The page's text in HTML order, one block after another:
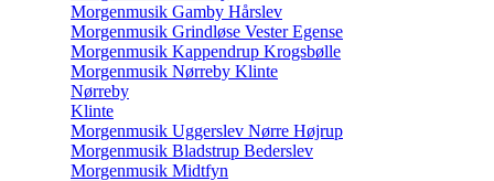
Morgenmusik Gamby Hårslev
Morgenmusik Grindløse Vester Egense
Morgenmusik Kappendrup Krogsbølle
Morgenmusik Nørreby Klinte
Nørreby
Klinte
Morgenmusik Uggerslev Nørre Højrup
Morgenmusik Bladstrup Bederslev
Morgenmusik Midtfyn